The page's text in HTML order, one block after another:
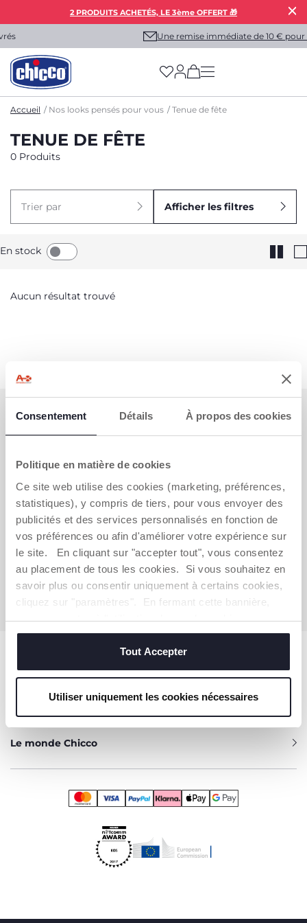
Consentement Détails À propos des cookies
Politique en matière de cookies
Ce site web utilise des cookies (marketing, préférences,
statistiques), y compris de tiers, pour vous envoyer des
publicités et des services personnalisés en fonction de
vos préférences ou afin d'améliorer votre expérience sur
le site. En cliquant sur "accepter tout", vous consentez
au placement de tous les cookies. Si vous souhaitez en
savoir plus ou consentir uniquement à certains cookies,
cliquez sur "paramètres". En fermant cette bannière,
vous consentez à l'utilisation des seuls cookies
techniques, qui sont essentiels au service demandé.
Tout Accepter
Utiliser uniquement les cookies nécessaires
2 PRODUITS ACHETÉS, LE 3ème OFFERT 🎁
Une remise immédiate de 10 € pour vous !
(has more options
Accueil Nos looks pensés pour vous Tenue de fête
TENUE DE FÊTE
0 Produits
Trier par Afficher les filtres
En stock
Aucun résultat trouvé
S'ABONNER À LA NEWSLETTER
Immédiatement pour vous un bon de 10 € à
OBTENIR LA RÉDUCTION
VOUS-AVEZ BESOIN DE NOUS
CONTACTER ?
Service Client [coût appel local]
Services
Le monde Chicco